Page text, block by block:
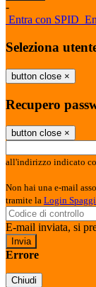
-
Entra con SPID
Seleziona
button close ×
Recupero
button close ×
all'indirizzo indicato
Non hai una e-mail
tramite la Login
E-mail inviata, si
Errore
Chiudi